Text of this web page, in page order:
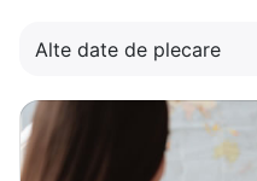
Alte date de plecare